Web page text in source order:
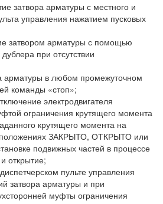
затвора арматуры с местного и
управления нажатием пусковых
затвором арматуры с помощью
при отсутствии
арматуры в любом промежуточном
команды «стоп»;
электродвигателя
ограничения крутящего момента
крутящего момента на
ЗАКРЫТО, ОТКРЫТО или
подвижных частей в процессе
открытие;
пульте управления
затвора арматуры и при
муфты ограничения